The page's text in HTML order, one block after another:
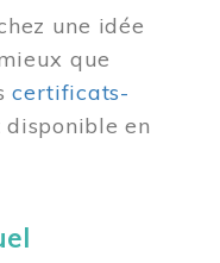
une idée
que
certificats-
en